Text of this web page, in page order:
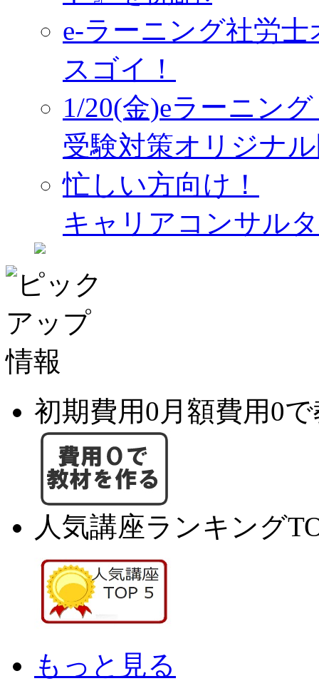
e-ラーニング社労
スゴイ！
1/20(金)eラーニン
受験対策オリジナ
忙しい方向け！
キャリアコンサル
初期費用0月額費用0
人気講座ランキング
もっと見る